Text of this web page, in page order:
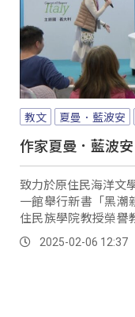
教文 夏曼．藍波安
作家夏曼．藍波
致力於原住民海洋文
一館舉行新書「黑潮
住民族學院教授榮譽
與海的豐沛多元；而
的結晶，藉由本書譜
2025-02-06 12:37